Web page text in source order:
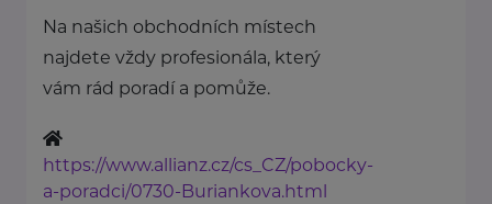
Na našich obchodních místech
najdete vždy profesionála, který
vám rád poradí a pomůže.
https://www.allianz.cz/cs_CZ/pobocky-
a-poradci/0730-Buriankova.html